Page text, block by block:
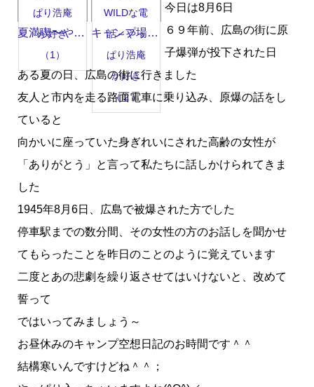
夏満喫〜や… キャンプ場…
今日は8月6日
６９年前、広島の街に原
子爆弾が投下された日
ある夏の日、広島の街に行きました
友人と市内を走る路面電車に乗り込み、原爆の話をし
ていると
向かいに座っていた身ぎれいにされた高齢の女性が
「ありがとう」と言って私たちに話しかけられてきま
した
1945年8月6日、広島で被爆された方でした
停車駅までの数分間、その女性の方のお話しを聞かせ
てもらったことを昨日のことのように覚えています
二度とあの悲劇を繰り返させてはいけないと、改めて
誓って
ではいってみましょう～
お昼休みのキャンプ空想日記のお時間です＾＾
結構寒いんですけどね＾＾；